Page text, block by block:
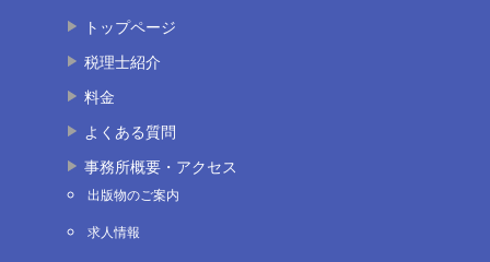
トップページ
税理士紹介
料金
よくある質問
事務所概要・アクセス
出版物のご案内
求人情報